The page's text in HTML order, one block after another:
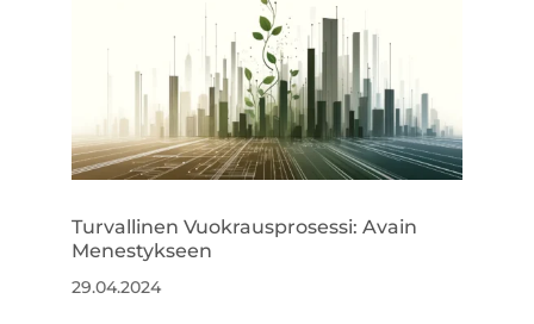
Turvallinen Vuokrausprosessi: Avain
Menestykseen
29.04.2024